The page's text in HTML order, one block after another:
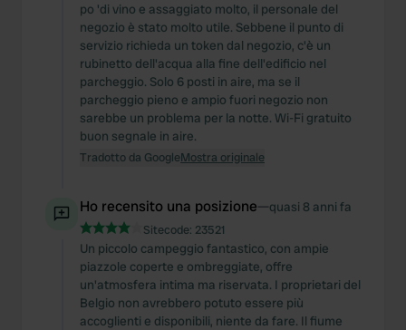
po 'di vino e assaggiato molto, il personale del
negozio è stato molto utile. Sebbene il punto di
servizio richieda un token dal negozio, c'è un
rubinetto dell'acqua alla fine dell'edificio nel
parcheggio. Solo 6 posti in aire, ma se il
parcheggio pieno e ampio fuori negozio non
sarebbe un problema per la notte. Wi-Fi gratuito
buon segnale in aire.
Tradotto da GoogleMostra originale
Ho recensito una posizione—quasi 8 anni fa
Sitecode: 23521
Un piccolo campeggio fantastico, con ampie
piazzole coperte e ombreggiate, offre
un'atmosfera intima ma riservata. I proprietari del
Belgio non avrebbero potuto essere più
accoglienti e disponibili, niente da fare. Il fiume